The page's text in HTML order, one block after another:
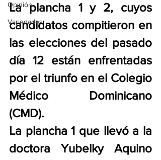
Opinión
Variedades
La plancha 1 y 2, cuyos
candidatos compitieron en
las elecciones del pasado
día 12 están enfrentadas
por el triunfo en el Colegio
Médico Dominicano
(CMD).
La plancha 1 que llevó a la
doctora Yubelky Aquino